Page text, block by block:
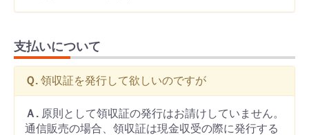
支払いについて
Ｑ. 領収証を発行して欲しいのですが
Ａ. 原則として領収証の発行はお請けしていません。
通信販売の場合、領収証は現金収受の際に発行する